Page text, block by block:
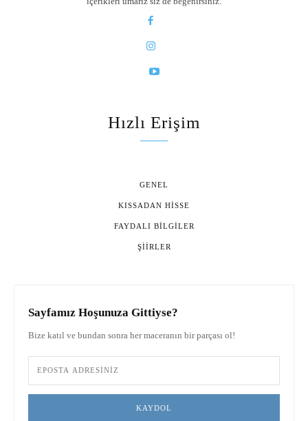
Hızlı Erişim
GENEL
KISSADAN HISSE
FAYDALI BILGILER
ŞIIRLER
Sayfamız Hoşunuza Gittiyse?
Bize katıl ve bundan sonra her maceranın bir parçası ol!
KAYDOL